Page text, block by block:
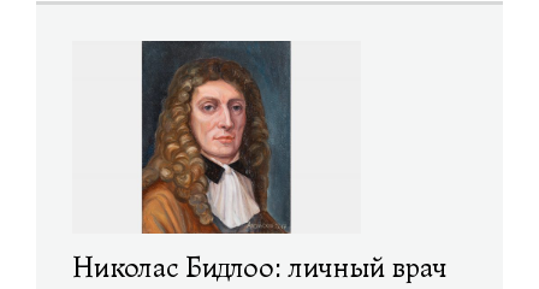
Николас Бидлоо: личный врач